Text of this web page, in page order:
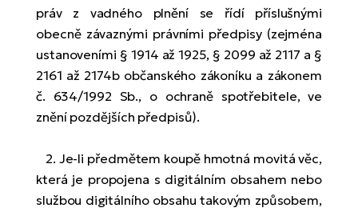
práv z vadného plnění se řídí příslušnými
obecně závaznými právními předpisy (zejména
ustanoveními § 1914 až 1925, § 2099 až 2117 a §
2161 až 2174b občanského zákoníku a zákonem
č. 634/1992 Sb., o ochraně spotřebitele, ve
znění pozdějších předpisů).
2. Je-li předmětem koupě hmotná movitá věc,
která je propojena s digitálním obsahem nebo
službou digitálního obsahu takovým způsobem,